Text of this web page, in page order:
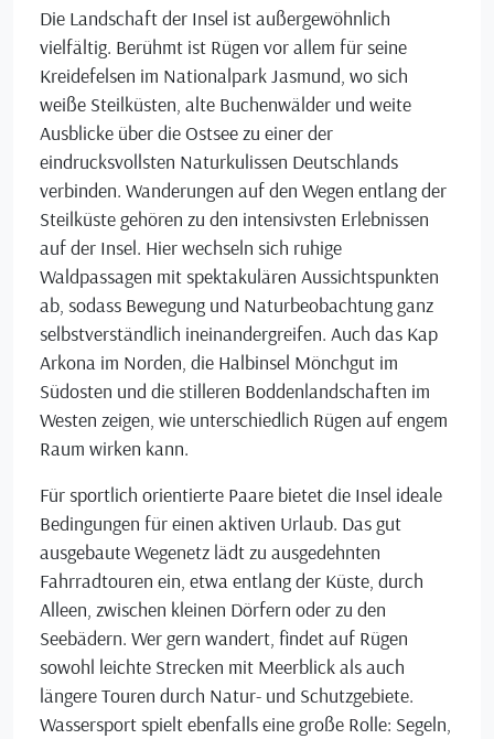
Die Landschaft der Insel ist außergewöhnlich
vielfältig. Berühmt ist Rügen vor allem für seine
Kreidefelsen im Nationalpark Jasmund, wo sich
weiße Steilküsten, alte Buchenwälder und weite
Ausblicke über die Ostsee zu einer der
eindrucksvollsten Naturkulissen Deutschlands
verbinden. Wanderungen auf den Wegen entlang der
Steilküste gehören zu den intensivsten Erlebnissen
auf der Insel. Hier wechseln sich ruhige
Waldpassagen mit spektakulären Aussichtspunkten
ab, sodass Bewegung und Naturbeobachtung ganz
selbstverständlich ineinandergreifen. Auch das Kap
Arkona im Norden, die Halbinsel Mönchgut im
Südosten und die stilleren Boddenlandschaften im
Westen zeigen, wie unterschiedlich Rügen auf engem
Raum wirken kann.
Für sportlich orientierte Paare bietet die Insel ideale
Bedingungen für einen aktiven Urlaub. Das gut
ausgebaute Wegenetz lädt zu ausgedehnten
Fahrradtouren ein, etwa entlang der Küste, durch
Alleen, zwischen kleinen Dörfern oder zu den
Seebädern. Wer gern wandert, findet auf Rügen
sowohl leichte Strecken mit Meerblick als auch
längere Touren durch Natur- und Schutzgebiete.
Wassersport spielt ebenfalls eine große Rolle: Segeln,